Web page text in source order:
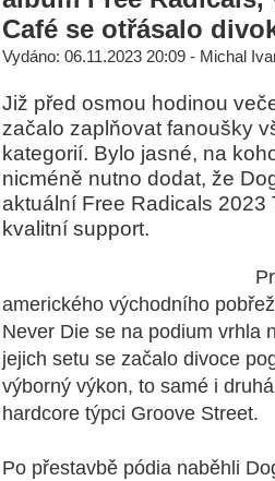
Café se otřásalo
Vydáno: 06.11.2023 20:09 - Michal
Již před osmou hodinou
začalo zaplňovat fanoušky
kategorií. Bylo jasné, na
nicméně nutno dodat, že
aktuální Free Radicals 2023
kvalitní support.
amerického východního
Never Die se na podium vrhla
jejich setu se začalo divoce
výborný výkon, to samé i
hardcore týpci Groove Street.
Po přestavbě pódia naběhli